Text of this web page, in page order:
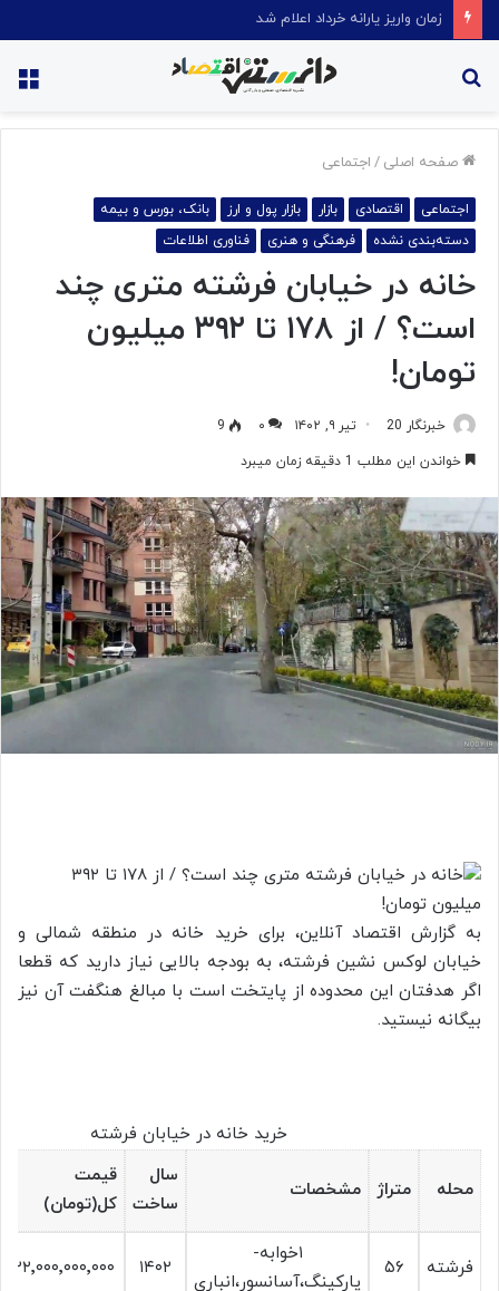
قیمت روغن دریکسال رکورد زد
صفحه اصلی / اجتماعی
اجتماعی اقتصادی بازار بازار پول و ارز
بانک، بورس و بیمه
دسته‌بندی نشده
فرهنگی و هنری فناوری اطلاعات
خانه در خیابان فرشته متری چند
است؟ / از ۱۷۸ تا ۳۹۲ میلیون
تومان!
خبرنگار 20 تیر ۹, ۱۴۰۲ ۰
9
خواندن این مطلب 1 دقیقه زمان میبرد
به گزارش اقتصاد آنلاین، برای خرید خانه در منطقه شمالی و
خیابان لوکس نشین فرشته، به بودجه بالایی نیاز دارید که قطعا
اگر هدفتان این محدوده از پایتخت است با مبالغ هنگفت آن نیز
بیگانه نیستید.
خرید خانه در خیابان فرشته
محله متراژ مشخصات
سال
ساخت
قیمت
کل(تومان)
فرشته ۵۶
۱خوابه-
پارکینگ،آسانسور،انباری
۱۴۰۲ ۲۲٬۰۰۰٬۰۰۰٬۰۰۰